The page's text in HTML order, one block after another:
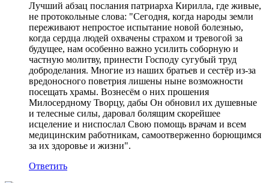
Лучший абзац послания патриарха Кирилла, где живые,
не протокольные слова: "Сегодня, когда народы земли
переживают непростое испытание новой болезнью,
когда сердца людей охвачены страхом и тревогой за
будущее, нам особенно важно усилить соборную и
частную молитву, принести Господу сугубый труд
доброделания. Многие из наших братьев и сестёр из-за
вредоносного поветрия лишены ныне возможности
посещать храмы. Вознесём о них прошения
Милосердному Творцу, дабы Он обновил их душевные
и телесные силы, даровал болящим скорейшее
исцеление и ниспослал Свою помощь врачам и всем
медицинским работникам, самоотверженно борющимся
за их здоровье и жизни".
Ответить